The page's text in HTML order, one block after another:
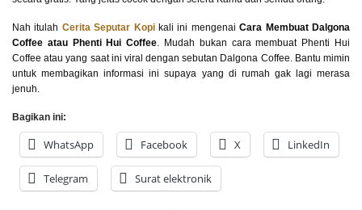
Nah itulah Cerita Seputar Kopikali ini mengenaiCara Membuat Dalgona
Coffee atau Phenti Hui Coffee. Mudah bukan cara membuat Phenti Hui
Coffee atau yang saat ini viral dengan sebutan Dalgona Coffee. Bantu mimin
untuk membagikan informasi ini supaya yang di rumah gak lagi merasa
jenuh.
Bagikan ini:
WhatsApp Facebook X LinkedIn
Telegram Surat elektronik